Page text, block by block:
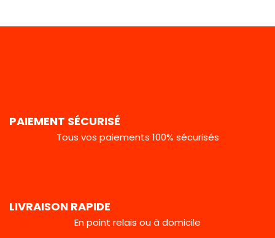
PAIEMENT SÉCURISÉ
Tous vos paiements 100% sécurisés
LIVRAISON RAPIDE
En point relais ou à domicile